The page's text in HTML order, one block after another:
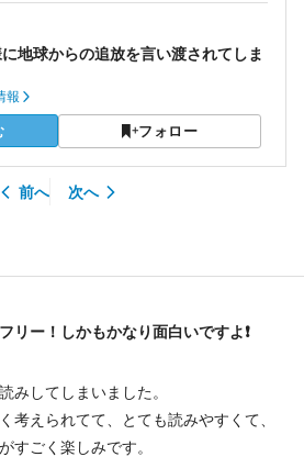
地球からの追放を言い渡されてしま
報
フォロー
前へ 次へ
リー！しかもかなり面白いですよ❗
みしてしまいました。
考えられてて、とても読みやすくて、
すごく楽しみです。